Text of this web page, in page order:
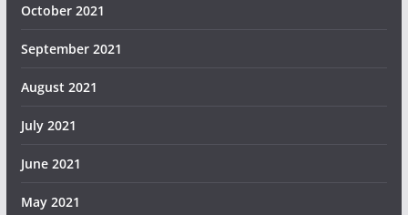
October 2021
September 2021
August 2021
July 2021
June 2021
May 2021